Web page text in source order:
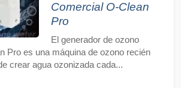
Comercial O-Clean
Pro
El generador de ozono
Pro es una máquina de ozono recién
crear agua ozonizada cada...